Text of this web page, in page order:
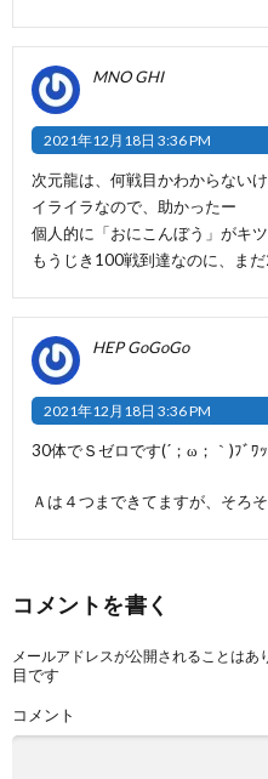
MNO GHI
2021年12月18日 3:36 PM
次元龍は、何戦目かわからない
イライラなので、助かったー
個人的に「おにこんぼう」がキツ
もうじき100戦到達なのに、ま
HEP GoGoGo
2021年12月18日 3:36 PM
30体でＳゼロです(´；ω；｀)ﾌﾞﾜｯ
Ａは４つまできてますが、そろ
コメントを書く
メールアドレスが公開されることはあ
目です
コメント